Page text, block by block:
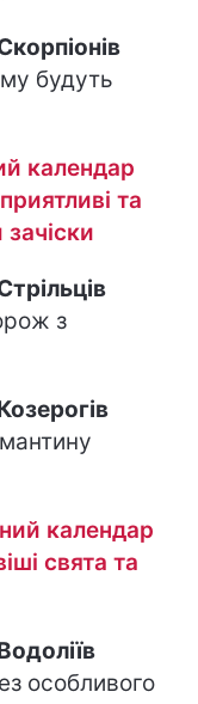
будуть
календар
та
зачіски
з
календар
свята та
особливого